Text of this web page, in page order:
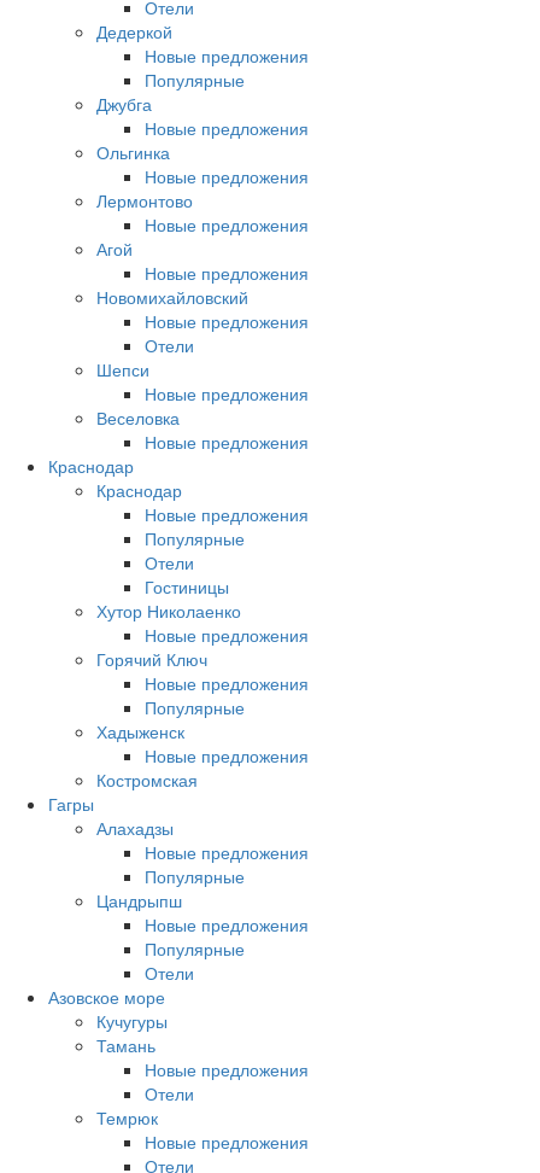
Отели
Дедеркой
Новые предложения
Популярные
Джубга
Новые предложения
Ольгинка
Новые предложения
Лермонтово
Новые предложения
Агой
Новые предложения
Новомихайловский
Новые предложения
Отели
Шепси
Новые предложения
Веселовка
Новые предложения
Краснодар
Краснодар
Новые предложения
Популярные
Отели
Гостиницы
Хутор Николаенко
Новые предложения
Горячий Ключ
Новые предложения
Популярные
Хадыженск
Новые предложения
Костромская
Гагры
Алахадзы
Новые предложения
Популярные
Цандрыпш
Новые предложения
Популярные
Отели
Азовское море
Кучугуры
Тамань
Новые предложения
Отели
Темрюк
Новые предложения
Отели